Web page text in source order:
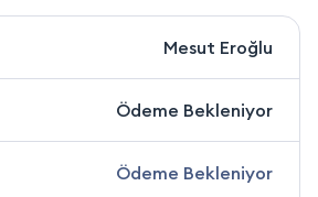
Mesut Eroğlu
Ödeme Bekleniyor
Ödeme Bekleniyor